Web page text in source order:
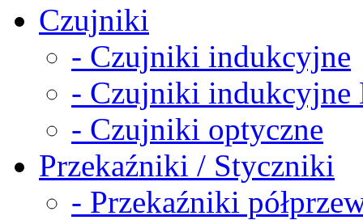
Czujniki
- Czujniki indukcyjne
- Czujniki indukcyjne
- Czujniki optyczne
Przekaźniki / Styczniki
- Przekaźniki